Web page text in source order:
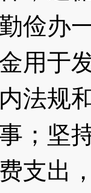
俭办
用于
法规
；坚
支出